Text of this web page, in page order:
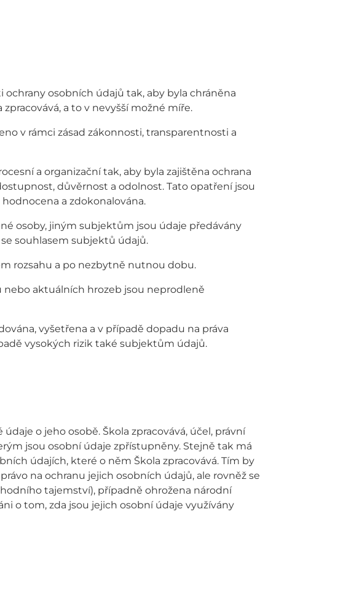
osobních údajů tak, aby byla chráněna
a to v nevyšší možné míře.
v rámci zásad zákonnosti, transparentnosti a
a organizační tak, aby byla zajištěna ochrana
důvěrnost a odolnost. Tato opatření jsou
a zdokonalována.
osoby, jiným subjektům jsou údaje předávány
souhlasem subjektů údajů.
rozsahu a po nezbytně nutnou dobu.
nebo aktuálních hrozeb jsou neprodleně
vyšetřena a v případě dopadu na práva
vysokých rizik také subjektům údajů.
o jeho osobě. Škola zpracovává, účel, právní
jsou osobní údaje zpřístupněny. Stejně tak má
údajích, které o něm Škola zpracovává. Tím by
na ochranu jejich osobních údajů, ale rovněž se
tajemství), případně ohrožena národní
o tom, zda jsou jejich osobní údaje využívány